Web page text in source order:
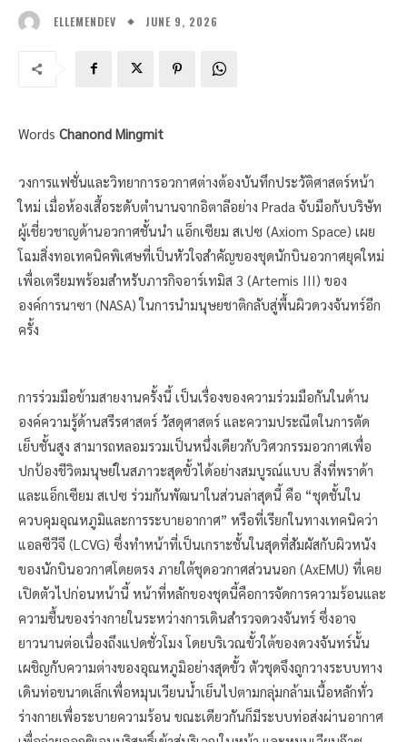
ELLEMENDEV JUNE 9, 2026
Words Chanond Mingmit
วงการแฟชั่นและวิทยาการอวกาศต่างต้องบันทึกประวัติศาสตร์หน้า
ใหม่ เมื่อห้องเสื้อระดับตำนานจากอิตาลีอย่าง Prada จับมือกับบริษัท
ผู้เชี่ยวชาญด้านอวกาศชั้นนำ แอ็กเซียม สเปซ (Axiom Space) เผย
โฉมสิ่งทอเทคนิคพิเศษที่เป็นหัวใจสำคัญของชุดนักบินอวกาศยุคใหม่
เพื่อเตรียมพร้อมสำหรับภารกิจอาร์เทมิส 3 (Artemis III) ของ
องค์การนาซา (NASA) ในการนำมนุษยชาติกลับสู่พื้นผิวดวงจันทร์อีก
ครั้ง
การร่วมมือข้ามสายงานครั้งนี้ เป็นเรื่องของความร่วมมือกันในด้าน
องค์ความรู้ด้านสรีรศาสตร์ วัสดุศาสตร์ และความประณีตในการตัด
เย็บชั้นสูง สามารถหลอมรวมเป็นหนึ่งเดียวกับวิศวกรรมอวกาศเพื่อ
ปกป้องชีวิตมนุษย์ในสภาวะสุดขั้วได้อย่างสมบูรณ์แบบ สิ่งที่พราด้า
และแอ็กเซียม สเปซ ร่วมกันพัฒนาในส่วนล่าสุดนี้ คือ “ชุดชั้นใน
ควบคุมอุณหภูมิและการระบายอากาศ” หรือที่เรียกในทางเทคนิคว่า
แอลซีวีจี (LCVG) ซึ่งทำหน้าที่เป็นเกราะชั้นในสุดที่สัมผัสกับผิวหนัง
ของนักบินอวกาศโดยตรง ภายใต้ชุดอวกาศส่วนนอก (AxEMU) ที่เคย
เปิดตัวไปก่อนหน้านี้ หน้าที่หลักของชุดนี้คือการจัดการความร้อนและ
ความชื้นของร่างกายในระหว่างการเดินสำรวจดวงจันทร์ ซึ่งอาจ
ยาวนานต่อเนื่องถึงแปดชั่วโมง โดยบริเวณขั้วใต้ของดวงจันทร์นั้น
เผชิญกับความต่างของอุณหภูมิอย่างสุดขั้ว ตัวชุดจึงถูกวางระบบทาง
เดินท่อขนาดเล็กเพื่อหมุนเวียนน้ำเย็นไปตามกลุ่มกล้ามเนื้อหลักทั่ว
ร่างกายเพื่อระบายความร้อน ขณะเดียวกันก็มีระบบท่อส่งผ่านอากาศ